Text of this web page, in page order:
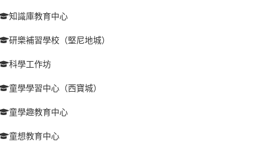
知識庫教育中心
研樂補習學校（堅尼地城）
科學工作坊
童學學習中心（西寶城）
童學趣教育中心
童想教育中心